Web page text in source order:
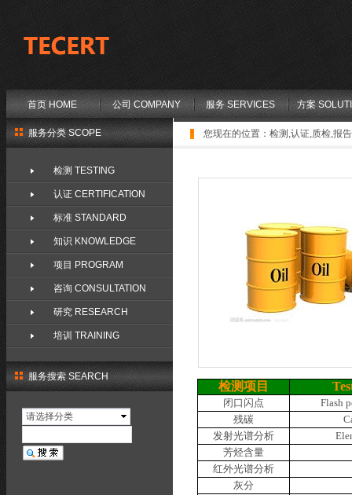
首页 HOME 公司 COMPANY 服务 SERVICES 方案
您现在的位置： 检测,认证,质检,报
服务搜索 SEARCH
请选择分类
检测项目
闭口闪点
Flash
残碳
发射光谱分析
芳烃含量
红外光谱分析
灰分
服务分类 SCOPE
检测 TESTING
认证 CERTIFICATION
标准 STANDARD
知识 KNOWLEDGE
项目 PROGRAM
咨询 CONSULTATION
研究 RESEARCH
培训 TRAINING